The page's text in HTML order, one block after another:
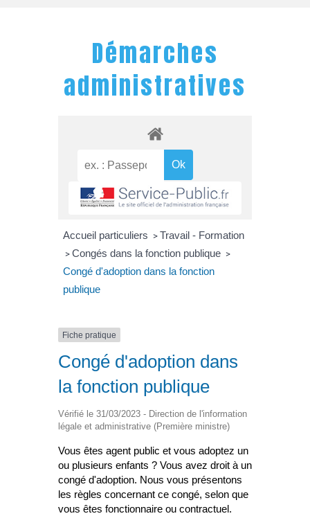
Démarches
administratives
Accueil particuliers > Travail - Formation
> Congés dans la fonction publique >
Congé d'adoption dans la fonction
publique
Fiche pratique
Congé d'adoption dans
la fonction publique
Vérifié le 31/03/2023 - Direction de l'information
légale et administrative (Première ministre)
Vous êtes agent public et vous adoptez un
ou plusieurs enfants ? Vous avez droit à un
congé d'adoption. Nous vous présentons
les règles concernant ce congé, selon que
vous êtes fonctionnaire ou contractuel.